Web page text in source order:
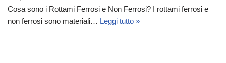
Cosa sono i Rottami Ferrosi e Non Ferrosi? I rottami ferrosi e
non ferrosi sono materiali… Leggi tutto »